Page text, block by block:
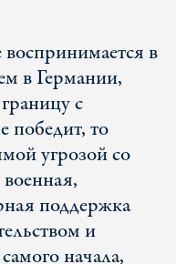
в
в Германии,
с
победит, то
угрозой со
поддержка
и
начала,